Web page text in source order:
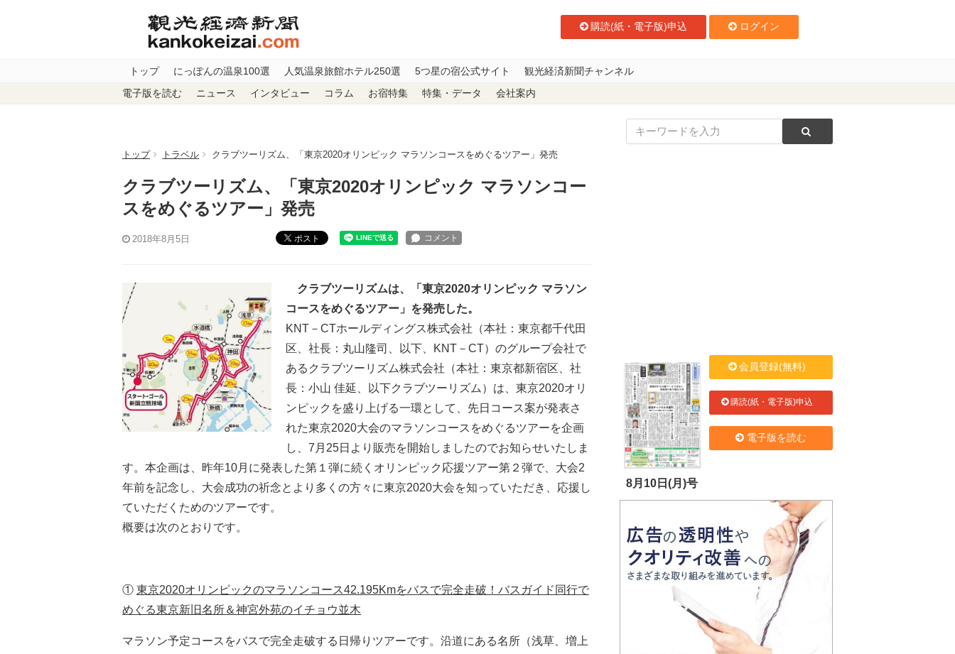
購読(紙・電子版)申込 ログイン
トップ にっぽんの温泉100選 人気温泉旅館ホテル250選 5つ星の宿公式サイト 観光経済新聞チャンネル
電子版を読む ニュース インタビュー コラム お宿特集 特集・データ 会社案内
トップ トラベル クラブツーリズム、「東京2020オリンピック マラソンコースをめぐるツアー」発売
クラブツーリズム、「東京2020オリンピック マラソンコー
スをめぐるツアー」発売
2018年8月5日 ポスト
クラブツーリズムは、「東京2020オリンピック マラソン
コースをめぐるツアー」を発売した。
KNT－CTホールディングス株式会社（本社：東京都千代田
区、社長：丸山隆司、以下、KNT－CT）のグループ会社で
あるクラブツーリズム株式会社（本社：東京都新宿区、社
長：小山 佳延、以下クラブツーリズム）は、東京2020オリ
ンピックを盛り上げる一環として、先日コース案が発表さ
れた東京2020大会のマラソンコースをめぐるツアーを企画
し、7月25日より販売を開始しましたのでお知らせいたしま
す。本企画は、昨年10月に発表した第１弾に続くオリンピック応援ツアー第２弾で、大会2
年前を記念し、大会成功の祈念とより多くの方々に東京2020大会を知っていただき、応援し
ていただくためのツアーです。
概要は次のとおりです。
① 東京2020オリンピックのマラソンコース42.195Kmをバスで完全走破！バスガイド同行で
めぐる東京新旧名所＆神宮外苑のイチョウ並木
マラソン予定コースをバスで完全走破する日帰りツアーです。沿道にある名所（浅草、増上
8月10日(月)号
会員登録(無料)
購読(紙・電子版)申込
電子版を読む